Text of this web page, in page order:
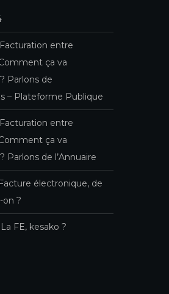
entre
ça va
Parlons de
– Plateforme Publique
entre
ça va
Parlons de l’Annuaire
électronique, de
on ?
FE, kesako ?